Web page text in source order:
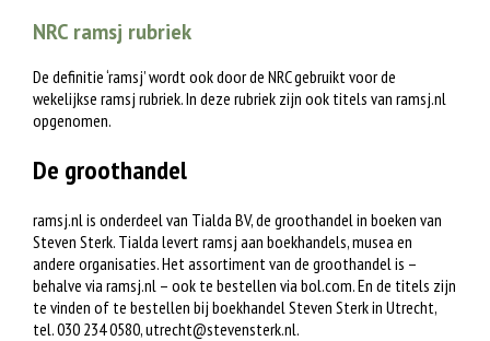
NRC ramsj rubriek
De definitie ‘ramsj’ wordt ook door de NRC gebruikt voor de
wekelijkse ramsj rubriek. In deze rubriek zijn ook titels van ramsj.nl
opgenomen.
De groothandel
ramsj.nl is onderdeel van Tialda BV, de groothandel in boeken van
Steven Sterk. Tialda levert ramsj aan boekhandels, musea en
andere organisaties. Het assortiment van de groothandel is –
behalve via ramsj.nl – ook te bestellen via bol.com. En de titels zijn
te vinden of te bestellen bij boekhandel Steven Sterk in Utrecht,
tel. 030 234 0580,utrecht@stevensterk.nl.